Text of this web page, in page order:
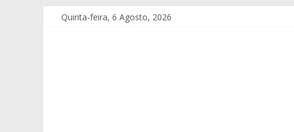
Quinta-feira, 6 Agosto, 2026